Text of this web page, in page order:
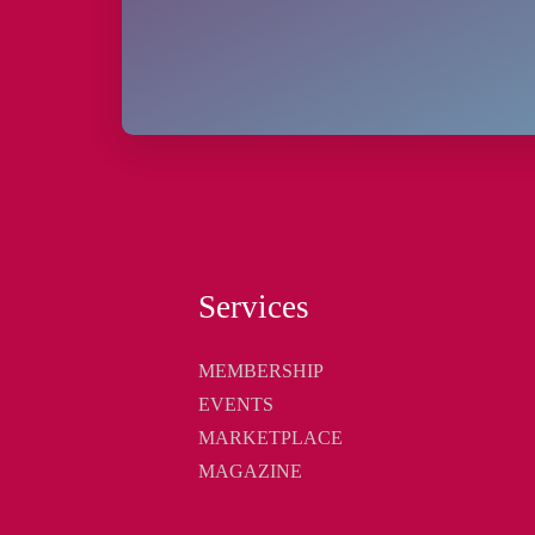
Services
MEMBERSHIP
EVENTS
MARKETPLACE
MAGAZINE